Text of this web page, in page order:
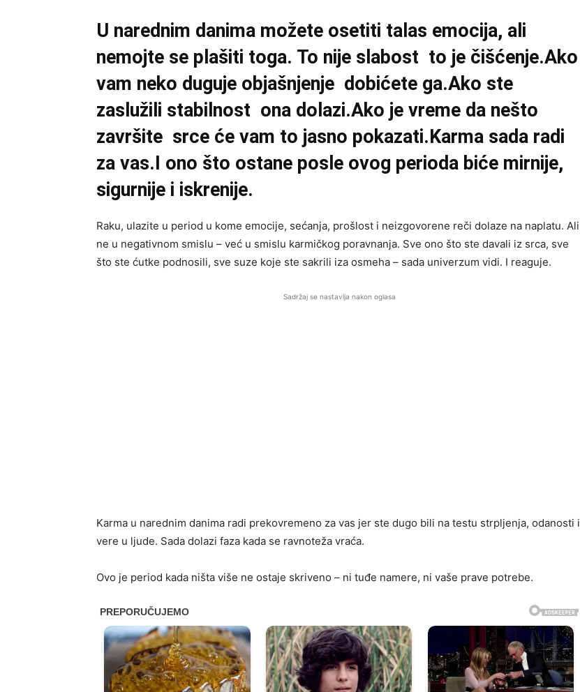
U narednim danima možete osetiti talas emocija, ali
nemojte se plašiti toga. To nije slabost to je čišćenje.Ako
vam neko duguje objašnjenje dobićete ga.Ako ste
zaslužili stabilnost ona dolazi.Ako je vreme da nešto
završite srce će vam to jasno pokazati.Karma sada radi
za vas.I ono što ostane posle ovog perioda biće mirnije,
sigurnije i iskrenije.
Raku, ulazite u period u kome emocije, sećanja, prošlost i neizgovorene reči dolaze na naplatu. Ali
ne u negativnom smislu – već u smislu karmičkog poravnanja. Sve ono što ste davali iz srca, sve
što ste ćutke podnosili, sve suze koje ste sakrili iza osmeha – sada univerzum vidi. I reaguje.
Sadržaj se nastavlja nakon oglasa
Karma u narednim danima radi prekovremeno za vas jer ste dugo bili na testu strpljenja, odanosti i
vere u ljude. Sada dolazi faza kada se ravnoteža vraća.
Ovo je period kada ništa više ne ostaje skriveno – ni tuđe namere, ni vaše prave potrebe.